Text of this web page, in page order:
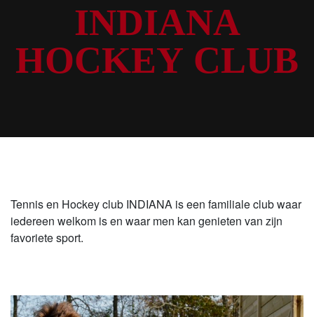
INDIANA
HOCKEY CLUB
Tennis en Hockey club INDIANA is een familiale club waar
iedereen welkom is en waar men kan genieten van zijn
favoriete sport.